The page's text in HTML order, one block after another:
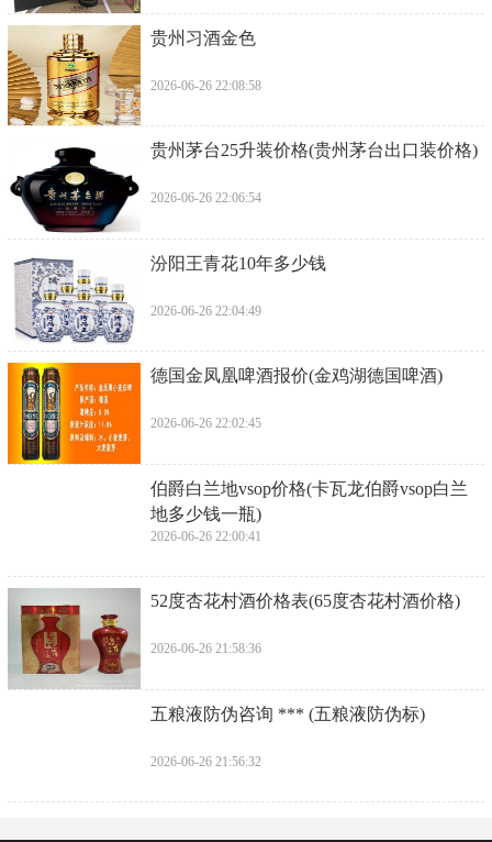
​贵州习酒金色
2026-06-26 22:08:58
​贵州茅台25升装价格(贵州茅台出口装价格)
2026-06-26 22:06:54
​汾阳王青花10年多少钱
2026-06-26 22:04:49
​德国金凤凰啤酒报价(金鸡湖德国啤酒)
2026-06-26 22:02:45
​伯爵白兰地vsop价格(卡瓦龙伯爵vsop白兰
地多少钱一瓶)
2026-06-26 22:00:41
​52度杏花村酒价格表(65度杏花村酒价格)
2026-06-26 21:58:36
​五粮液防伪咨询 *** (五粮液防伪标)
2026-06-26 21:56:32